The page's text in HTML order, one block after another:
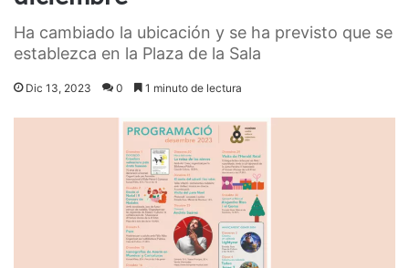
Ha cambiado la ubicación y se ha previsto que se
establezca en la Plaza de la Sala
Dic 13, 2023 0 1 minuto de lectura